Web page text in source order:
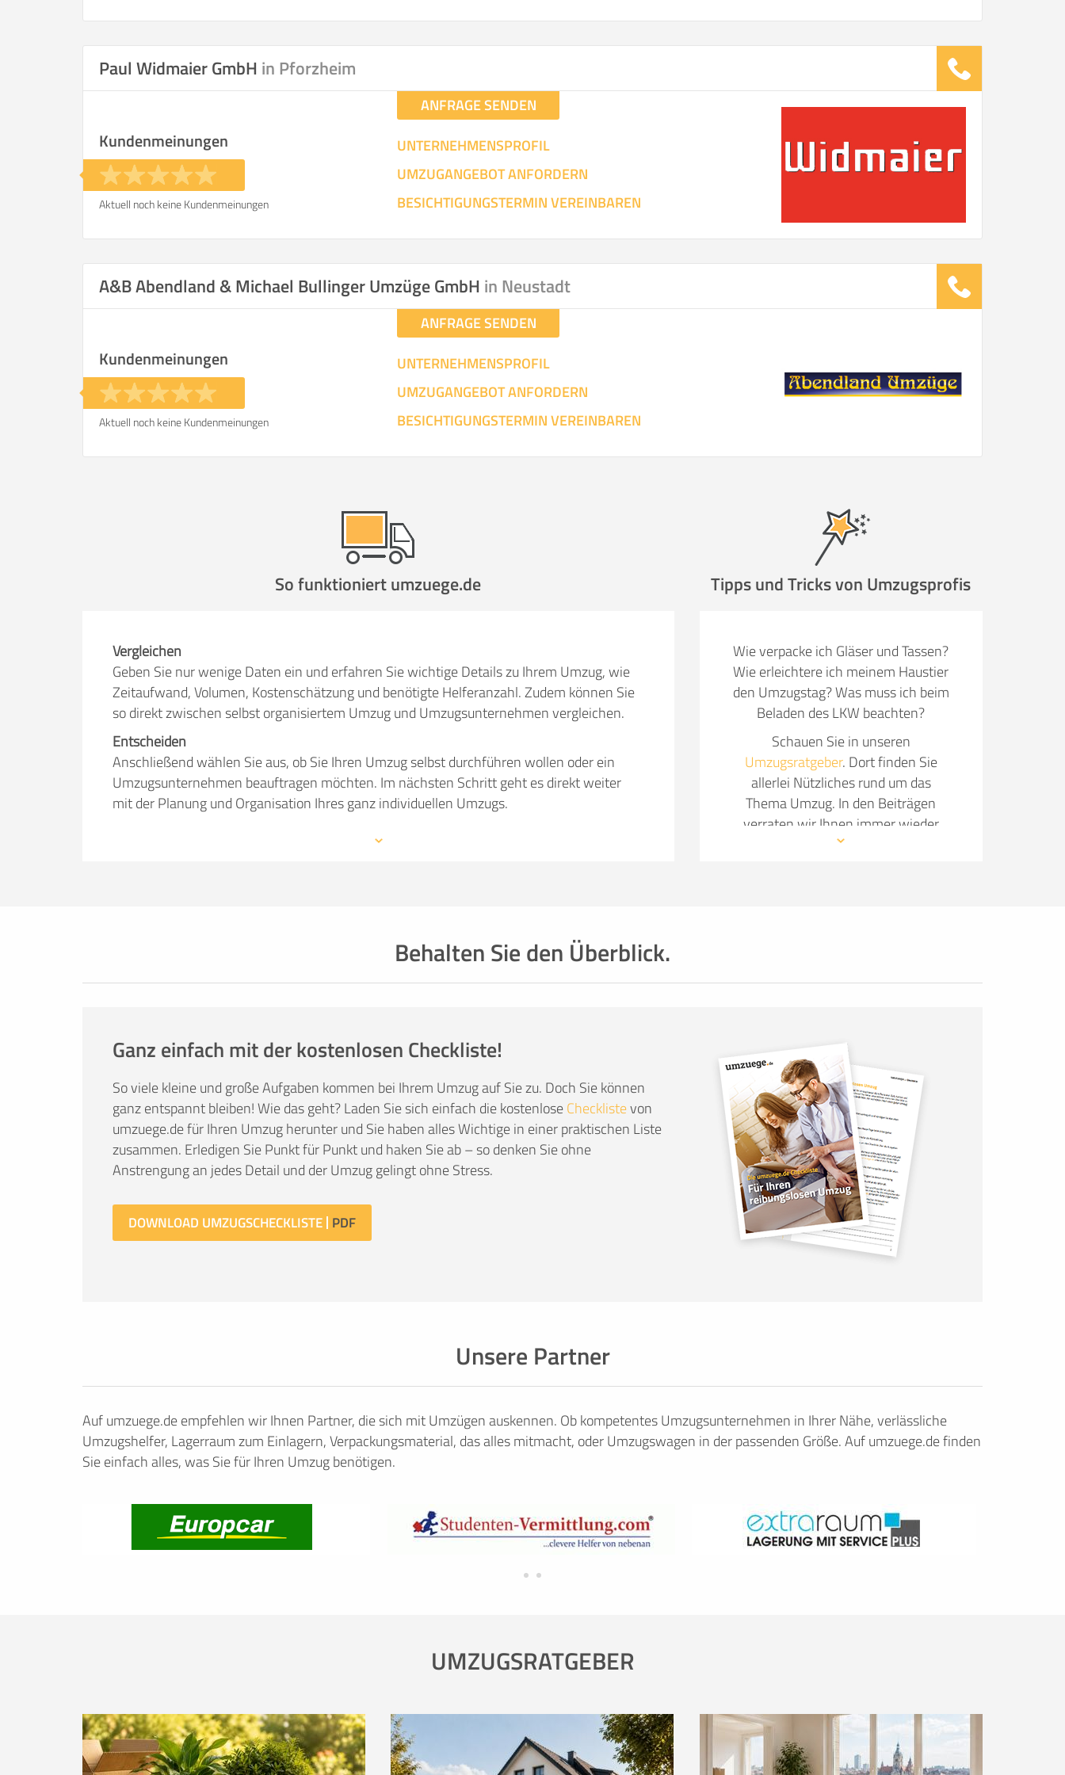
Selbst umziehen
Helfer .
Stunden
Stunden
KOSTENSCHÄTZUNG:
€ -€ .
Stunden
Stunden
SO ERRECHNET SICH DIE KOSTENSCHÄTZUNG
Paul Widmaier GmbH in Pforzheim
ANFRAGE SENDEN
UNTERNEHMENSPROFIL
UMZUGANGEBOT ANFORDERN
BESICHTIGUNGSTERMIN VEREINBAREN
Kundenmeinungen
Aktuell noch keine Kundenmeinungen
A&B Abendland & Michael Bullinger Umzüge GmbH in Neustadt
ANFRAGE SENDEN
UNTERNEHMENSPROFIL
UMZUGANGEBOT ANFORDERN
BESICHTIGUNGSTERMIN VEREINBAREN
Kundenmeinungen
Aktuell noch keine Kundenmeinungen
So funktioniert umzuege.de
Vergleichen
Geben Sie nur wenige Daten ein und erfahren Sie wichtige Details zu Ihrem Umzug, wie
Zeitaufwand, Volumen, Kostenschätzung und benötigte Helferanzahl. Zudem können Sie
so direkt zwischen selbst organisiertem Umzug und Umzugsunternehmen vergleichen.
Entscheiden
Anschließend wählen Sie aus, ob Sie Ihren Umzug selbst durchführen wollen oder ein
Umzugsunternehmen beauftragen möchten. Im nächsten Schritt geht es direkt weiter
mit der Planung und Organisation Ihres ganz individuellen Umzugs.
Tipps und Tricks von Umzugsprofis
Wie verpacke ich Gläser und Tassen?
Wie erleichtere ich meinem Haustier
den Umzugstag? Was muss ich beim
Beladen des LKW beachten?
Schauen Sie in unseren
Umzugsratgeber. Dort finden Sie
allerlei Nützliches rund um das
Thema Umzug. In den Beiträgen
verraten wir Ihnen immer wieder
neue Details, wie Sie Ihren Umzug so
Behalten Sie den Überblick.
Ganz einfach mit der kostenlosen Checkliste!
So viele kleine und große Aufgaben kommen bei Ihrem Umzug auf Sie zu. Doch Sie können
ganz entspannt bleiben! Wie das geht? Laden Sie sich einfach die kostenloseChecklistevon
umzuege.de für Ihren Umzug herunter und Sie haben alles Wichtige in einer praktischen Liste
zusammen. Erledigen Sie Punkt für Punkt und haken Sie ab – so denken Sie ohne
Anstrengung an jedes Detail und der Umzug gelingt ohne Stress.
DOWNLOAD UMZUGSCHECKLISTE
Unsere Partner
Auf umzuege.de empfehlen wir Ihnen Partner, die sich mit Umzügen auskennen. Ob kompetentes Umzugsunternehmen in Ihrer Nähe, verlässliche
Umzugshelfer, Lagerraum zum Einlagern, Verpackungsmaterial, das alles mitmacht, oder Umzugswagen in der passenden Größe. Auf umzuege.de finden
Sie einfach alles, was Sie für Ihren Umzug benötigen.
UMZUGSRATGEBER